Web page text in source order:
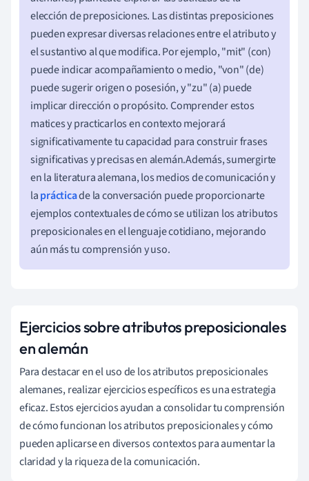
elección de preposiciones. Las distintas preposiciones
pueden expresar diversas relaciones entre el atributo y
el sustantivo al que modifica. Por ejemplo, "mit" (con)
puede indicar acompañamiento o medio, "von" (de)
puede sugerir origen o posesión, y "zu" (a) puede
implicar dirección o propósito. Comprender estos
matices y practicarlos en contexto mejorará
significativamente tu capacidad para construir frases
significativas y precisas en alemán.Además, sumergirte
en la literatura alemana, los medios de comunicación y
laprácticade la conversación puede proporcionarte
ejemplos contextuales de cómo se utilizan los atributos
preposicionales en el lenguaje cotidiano, mejorando
aún más tu comprensión y uso.
Ejercicios sobre atributos preposicionales
en alemán
Para destacar en el uso de los atributos preposicionales
alemanes, realizar ejercicios específicos es una estrategia
eficaz. Estos ejercicios ayudan a consolidar tu comprensión
de cómo funcionan los atributos preposicionales y cómo
pueden aplicarse en diversos contextos para aumentar la
claridad y la riqueza de la comunicación.